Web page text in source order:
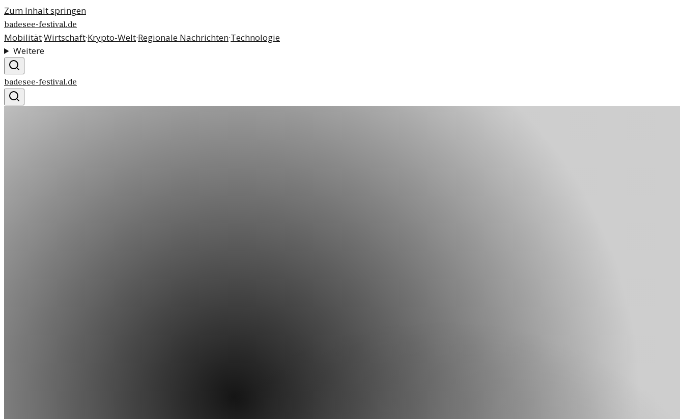
Zum Inhalt springen
badesee-festival.de
Mobilität·Wirtschaft·Krypto-Welt·Regionale Nachrichten·Technologie
Weitere
badesee-festival.de